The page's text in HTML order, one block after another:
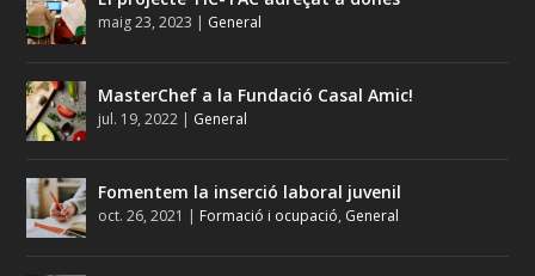
maig 23, 2023 | General
MasterChef a la Fundació Casal Amic!
jul. 19, 2022 | General
Fomentem la inserció laboral juvenil
oct. 26, 2021 | Formació i ocupació, General